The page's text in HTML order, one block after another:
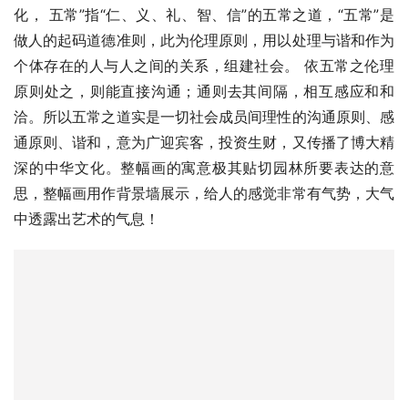
化， 五常”指“仁、义、礼、智、信”的五常之道，“五常”是
做人的起码道德准则，此为伦理原则，用以处理与谐和作为
个体存在的人与人之间的关系，组建社会。 依五常之伦理
原则处之，则能直接沟通；通则去其间隔，相互感应和和
洽。所以五常之道实是一切社会成员间理性的沟通原则、感
通原则、谐和，意为广迎宾客，投资生财，又传播了博大精
深的中华文化。整幅画的寓意极其贴切园林所要表达的意
思，整幅画用作背景墙展示，给人的感觉非常有气势，大气
中透露出艺术的气息！